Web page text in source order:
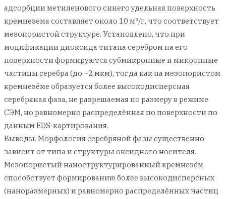
адсорбции метиленового синего удельная поверхность
кремнезема составляет около 10 м²/г, что соответствует
мезопористой структуре. Установлено, что при
модификации диоксида титана серебром на его
поверхности формируются субмикронные и микронные
частицы серебра (до ~2 мкм), тогда как на мезопористом
кремнезёме образуется более высокодисперсная
серебряная фаза, не разрешаемая по размеру в режиме
СЭМ, но равномерно распределённая по поверхности по
данным EDS‑картирования.
Выводы. Морфология серебряной фазы существенно
зависит от типа и структуры оксидного носителя.
Мезопористый наноструктурированный кремнезём
способствует формированию более высокодисперсных
(наноразмерных) и равномерно распределённых частиц